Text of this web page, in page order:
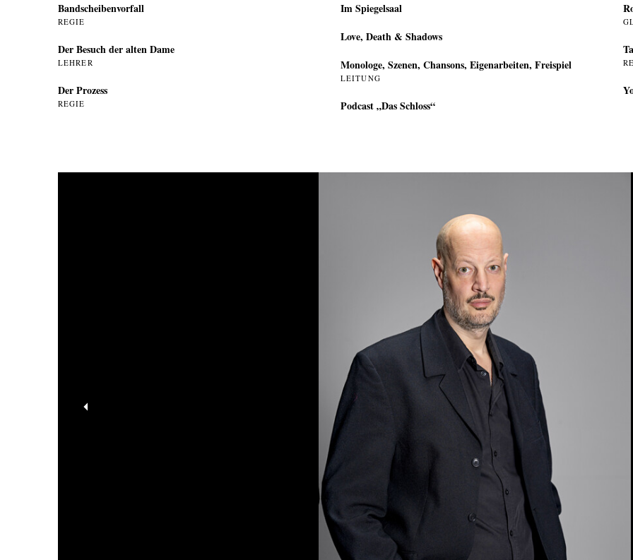
Bandscheibenvorfall
REGIE
Der Besuch der alten Dame
LEHRER
Der Prozess
REGIE
Im Spiegelsaal
Love, Death & Shadows
Monologe, Szenen, Chansons, Eigenarbeiten, Freispiel
LEITUNG
Podcast „Das Schloss“